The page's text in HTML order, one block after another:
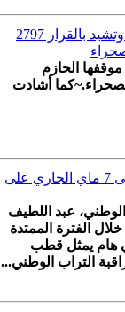
زامبيا تجدد تأكيد دعمها للوحدة الترابية للمملكة وتشيد بالقرار 2797
الحازم
أشادت
السيد حموشي يقوم بزيارة عمل إلى فيينا من 5 إلى 7 ماي الجاري على
عبد اللطيف
الفترة الممتدة
هام يمثل قطب
التراب الوطني...